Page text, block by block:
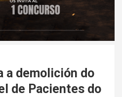
a demolición do
de Pacientes do